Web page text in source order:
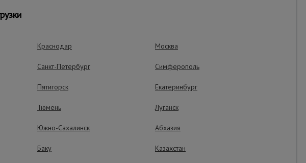
Универсальное приспособление
Строп совместим с любыми захватами,
крюками и прочими такелажными
Краснодар Москва
Санкт-Петербург Симферополь
Пятигорск Екатеринбург
Тюмень Луганск
Южно-Сахалинск Абхазия
Баку Казахстан